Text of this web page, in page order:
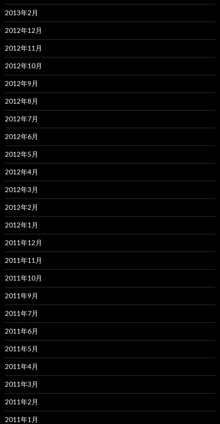
2013年2月
2012年12月
2012年11月
2012年10月
2012年9月
2012年8月
2012年7月
2012年6月
2012年5月
2012年4月
2012年3月
2012年2月
2012年1月
2011年12月
2011年11月
2011年10月
2011年9月
2011年7月
2011年6月
2011年5月
2011年4月
2011年3月
2011年2月
2011年1月